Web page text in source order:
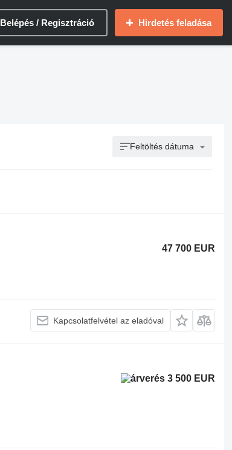
Belépés / Regisztráció Hirdetés feladása
Feltöltés dátuma
47 700 EUR
Kapcsolatfelvétel az eladóval
3 500 EUR